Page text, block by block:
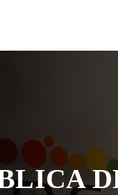
DE